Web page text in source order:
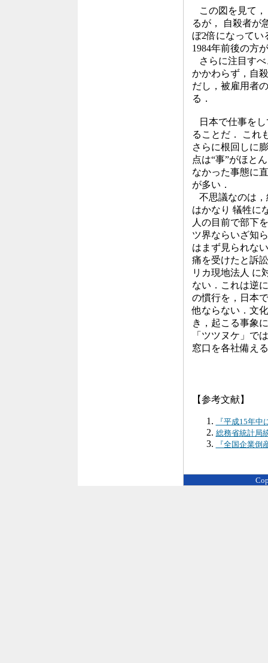
この図を見て，
るが， 自殺者が
ぼ2倍になってい
1984年前後の方
さらに注目すべ
かかわらず，自
だし，被雇用者
る．
日本で仕事をし
ることだ． これ
さらに根回しに
点は“事”がほと
なかった事態に
が多い．
不思議なのは，
はかなり 犠牲に
人の目前で部下
ツ界ならいざ知
はまず見られな
痛を受けたと訴
リカ現地法人 に
ない．これは逆
の慣行を，日本
他ならない．文
き，起こる事象
「ツツヌケ」で
窓口を各社備え
【参考文献】
『平成15年
総務省統計局
『全国企業